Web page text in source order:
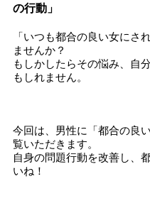
の行動」
「いつも都合の良い女に
ませんか？
もしかしたらその悩み、自
もしれません。
今回は、男性に「都合の良
覧いただきます。
自身の問題行動を改善し、
いね！